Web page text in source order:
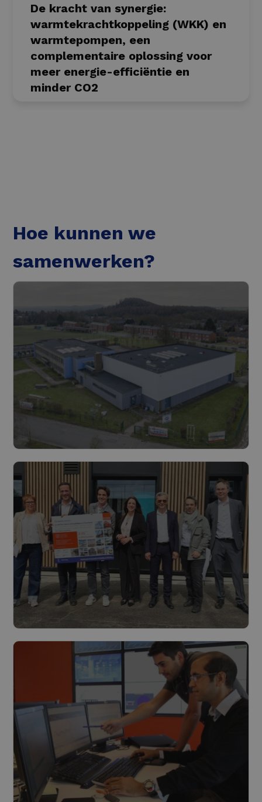
De kracht van synergie:
warmtekrachtkoppeling (WKK) en
warmtepompen, een
complementaire oplossing voor
meer energie-efficiëntie en
minder CO2
Hoe kunnen we
samenwerken?
Luminus Solutions rondt
energierenovatie af van drie scholen
in Fontaine-l’Évêque: 50% minder
energieverbruik en 190 ton CO₂-
besparing per jaar
Lees meer
Luminus Solutions en de stad
Charleroi huldigen renovatie van
École de Ransart Bois in, binnen
grootste energieprestatiecontract van
België
Lees meer